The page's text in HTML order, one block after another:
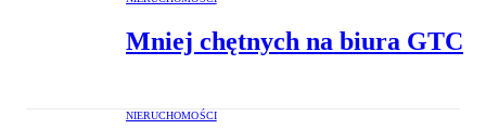
Mniej chętnych na biura GTC
NIERUCHOMOŚCI